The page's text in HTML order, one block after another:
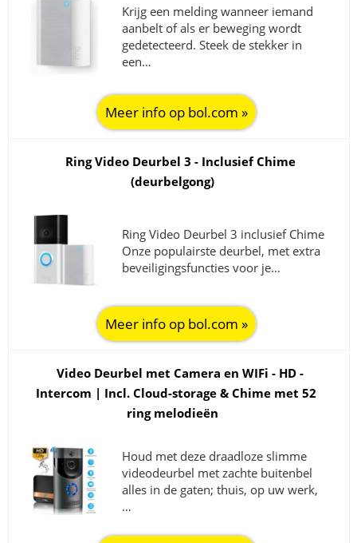
Krijg een melding wanneer iemand
aanbelt of als er beweging wordt
gedetecteerd. Steek de stekker in
een…
Meer info op bol.com »
Ring Video Deurbel 3 - Inclusief Chime
(deurbelgong)
Ring Video Deurbel 3 inclusief Chime
Onze populairste deurbel, met extra
beveiligingsfuncties voor je…
Meer info op bol.com »
Video Deurbel met Camera en WIFi - HD -
Intercom | Incl. Cloud-storage & Chime met 52
ring melodieën
Houd met deze draadloze slimme
videodeurbel met zachte buitenbel
alles in de gaten; thuis, op uw werk,
…